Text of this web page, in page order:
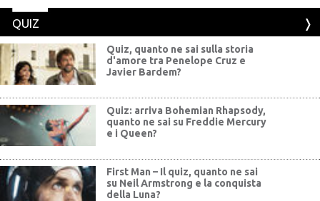
QUIZ
Quiz, quanto ne sai sulla storia
d'amore tra Penelope Cruz e
Javier Bardem?
Quiz: arriva Bohemian Rhapsody,
quanto ne sai su Freddie Mercury
e i Queen?
First Man – Il quiz, quanto ne sai
su Neil Armstrong e la conquista
della Luna?